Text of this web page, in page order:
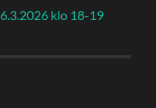
klo 18-19